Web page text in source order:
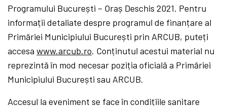
Programului București – Oraș Deschis 2021. Pentru
informații detaliate despre programul de finanțare al
Primăriei Municipiului București prin ARCUB, puteți
accesawww.arcub.ro. Conținutul acestui material nu
reprezintă în mod necesar poziția oficială a Primăriei
Municipiului București sau ARCUB.
Accesul la eveniment se face în condițiile sanitare